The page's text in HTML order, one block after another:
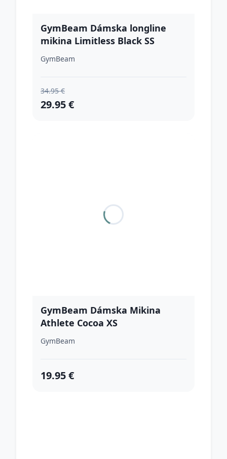
GymBeam Dámska longline
mikina Limitless Black SS
GymBeam
34.95 €
29.95 €
GymBeam Dámska Mikina
Athlete Cocoa XS
GymBeam
19.95 €